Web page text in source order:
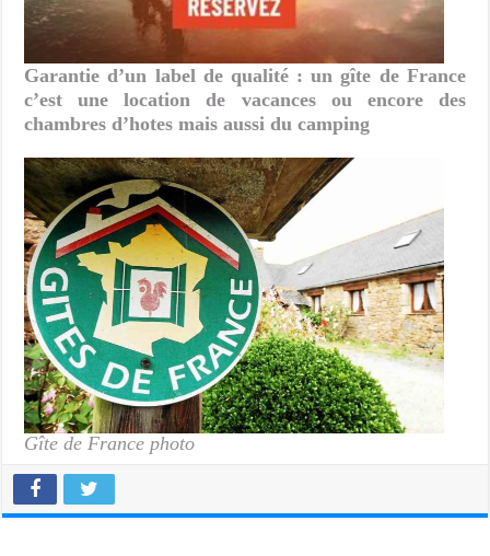
Garantie d’un label de qualité : un gîte de France
c’est une location de vacances ou encore des
chambres d’hotes mais aussi du camping
Gîte de France photo